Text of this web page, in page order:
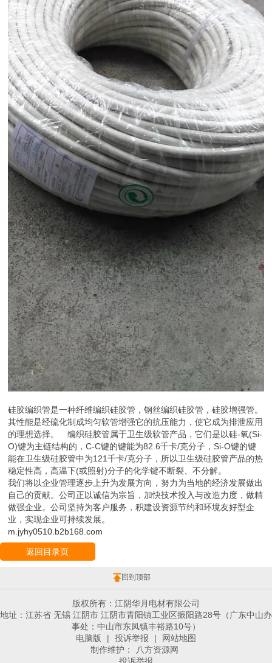
硅胶编织管是一种纤维编织硅胶管，钢丝编织硅胶管，硅胶增强管。
其性能是经硫化制成均匀软管增强它的抗压能力，使它成为排泄应用
的理想选择。 编织硅胶管属于卫生级软管产品，它们是以硅-氧(Si-
O)键为主链结构的，C-C键的键能为82.6千卡/克分子，Si-O键的键
能在卫生级硅胶管中为121千卡/克分子，所以卫生级硅胶管产品的热
稳定性高，高温下(或照射)分子的化学键不断裂、不分解。
我们将以企业管理逐步上升为发展方向，努力为当地的经济发展做出
自己的贡献。公司正以诚信为宗旨，加快技术投入与改造力度，做精
做强企业。公司坚持为客户服务，积建设资源节约和环境友好型企
业，实现企业可持续发展。
m.jyhy0510.b2b168.com
返回目录页
回到顶部
版权所有：江阴华月电材有限公司
地址：江苏省 无锡 江阴市 江阴市青阳镇工业区振阳路28号（广东中山办
事处：中山市东凤镇丰裕路10号）
电脑版
| 投诉举报 |
网站地图
制作维护：
八方资源网
投诉举报